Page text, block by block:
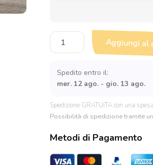
Quadretto
Love
del
cuore"
Aggiungi al
Spedito entro il:
mer. 12 ago. - gio. 13 ago.
Spedizione GRATUITA con una
Possibilità di spedizione tramite
Metodi di Pagamento